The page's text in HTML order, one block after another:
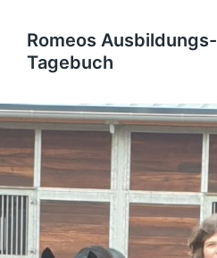
Romeos Ausbildungs-
Tagebuch